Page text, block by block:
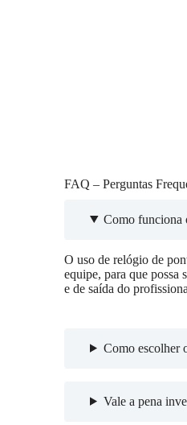
FAQ – Perguntas
Como funciona
O uso de relógio de
equipe, para que possa
e de saída do
Como escolher
Vale a pena